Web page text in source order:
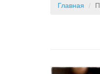
Главная